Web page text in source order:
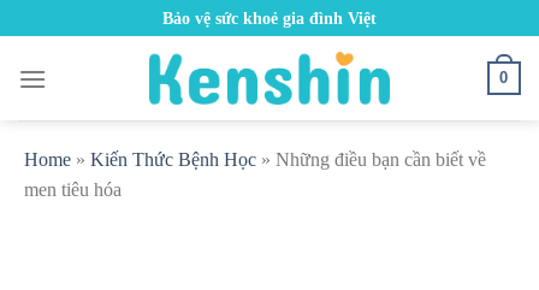
content
Bảo vệ sức khoẻ gia đình Việt
0
Home » Kiến Thức Bệnh Học » Những điều bạn cần biết về
men tiêu hóa